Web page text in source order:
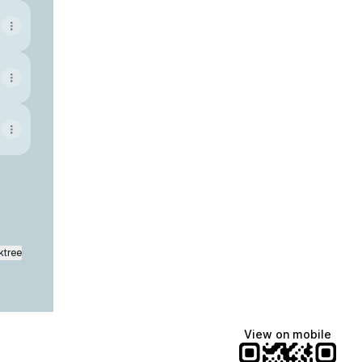
View on mobile